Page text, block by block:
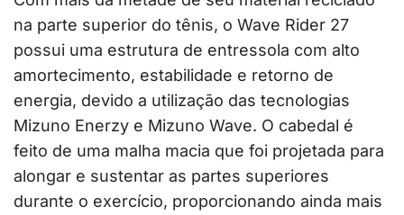
na parte superior do tênis, o Wave Rider 27
possui uma estrutura de entressola com alto
amortecimento, estabilidade e retorno de
energia, devido a utilização das tecnologias
Mizuno Enerzy e Mizuno Wave. O cabedal é
feito de uma malha macia que foi projetada para
alongar e sustentar as partes superiores
durante o exercício, proporcionando ainda mais